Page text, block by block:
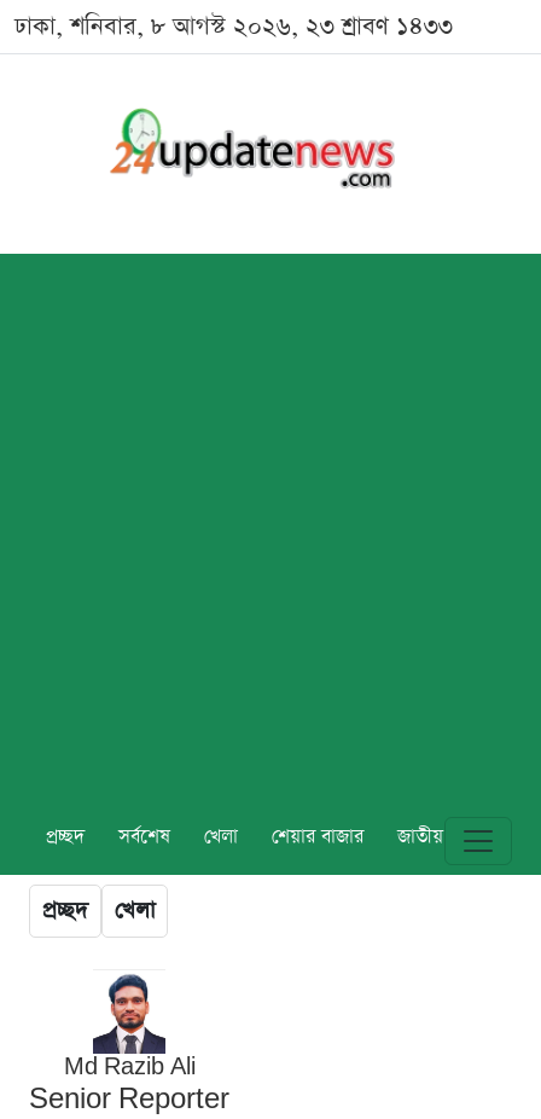
ঢাকা, শনিবার, ৮ আগস্ট ২০২৬, ২৩ শ্রাবণ ১৪৩৩
প্রচ্ছদ সর্বশেষ খেলা শেয়ার বাজার জাতীয় বিশ্ব
প্রচ্ছদ খেলা
Md Razib Ali
Senior Reporter